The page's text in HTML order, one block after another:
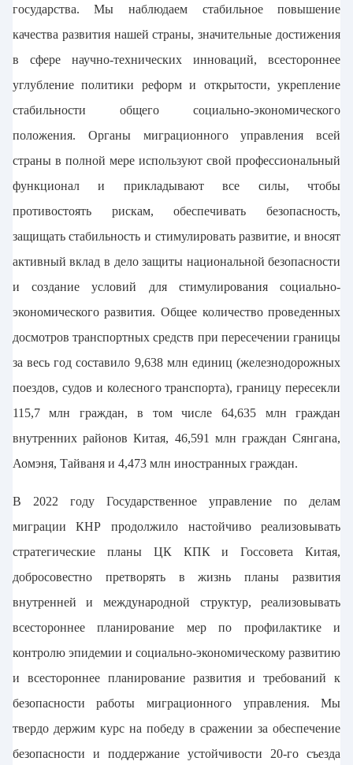
государства. Мы наблюдаем стабильное повышение
качества развития нашей страны, значительные достижения
в сфере научно-технических инноваций, всестороннее
углубление политики реформ и открытости, укрепление
стабильности общего социально-экономического
положения. Органы миграционного управления всей
страны в полной мере используют свой профессиональный
функционал и прикладывают все силы, чтобы
противостоять рискам, обеспечивать безопасность,
защищать стабильность и стимулировать развитие, и вносят
активный вклад в дело защиты национальной безопасности
и создание условий для стимулирования социально-
экономического развития. Общее количество проведенных
досмотров транспортных средств при пересечении границы
за весь год составило 9,638 млн единиц (железнодорожных
поездов, судов и колесного транспорта), границу пересекли
115,7 млн граждан, в том числе 64,635 млн граждан
внутренних районов Китая, 46,591 млн граждан Сянгана,
Аомэня, Тайваня и 4,473 млн иностранных граждан.
В 2022 году Государственное управление по делам
миграции КНР продолжило настойчиво реализовывать
стратегические планы ЦК КПК и Госсовета Китая,
добросовестно претворять в жизнь планы развития
внутренней и международной структур, реализовывать
всестороннее планирование мер по профилактике и
контролю эпидемии и социально-экономическому развитию
и всестороннее планирование развития и требований к
безопасности работы миграционного управления. Мы
твердо держим курс на победу в сражении за обеспечение
безопасности и поддержание устойчивости 20-го съезда